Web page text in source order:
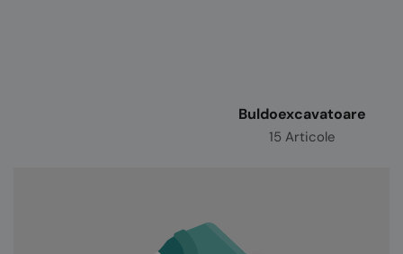
Buldoexcavatoare
15 Articole